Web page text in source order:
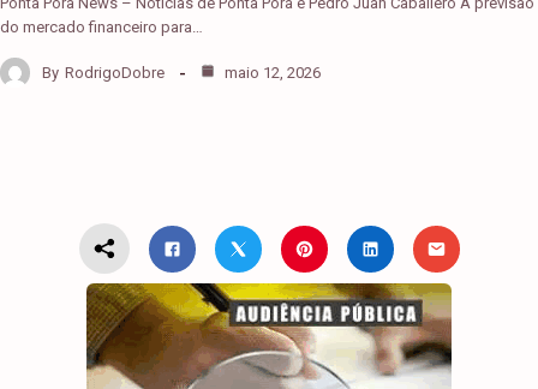
do mercado financeiro para…
By RodrigoDobre maio 12, 2026